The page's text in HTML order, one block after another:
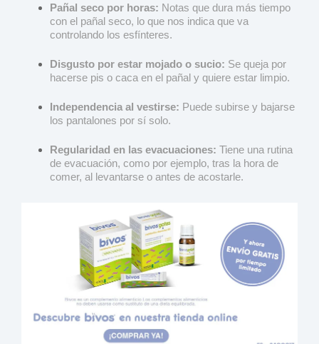
Pañal seco por horas: Notas que dura más tiempo
con el pañal seco, lo que nos indica que va
controlando los esfínteres.
Disgusto por estar mojado o sucio: Se queja por
hacerse pis o caca en el pañal y quiere estar limpio.
Independencia al vestirse: Puede subirse y bajarse
los pantalones por sí solo.
Regularidad en las evacuaciones: Tiene una rutina
de evacuación, como por ejemplo, tras la hora de
comer, al levantarse o antes de acostarle.